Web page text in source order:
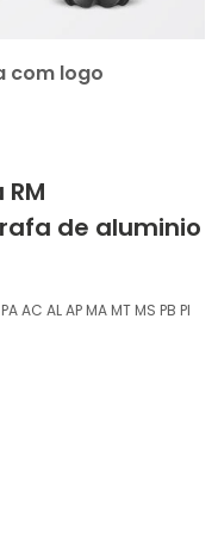
com logo
de aluminio
PAAC ALAP MA MT MS PB PI